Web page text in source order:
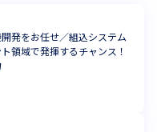
発をお任せ／組込システム
領域で発揮するチャンス！